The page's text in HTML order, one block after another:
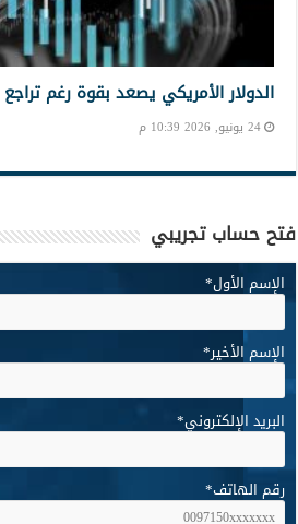
الدولار الأمريكي يصعد بقوة رغم تراجع
24 يونيو, 2026 10:39 م
فتح حساب تجريبي
الإسم الأول*
الإسم الأخير*
البريد الإلكتروني*
رقم الهاتف*